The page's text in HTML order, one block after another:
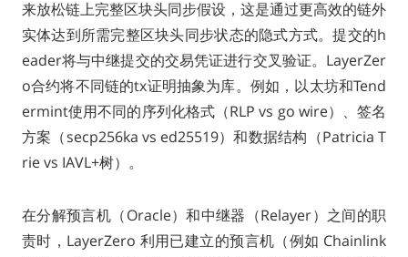
来放松链上完整区块头同步假设，这是通过更高效的链外
实体达到所需完整区块头同步状态的隐式方式。提交的h
eader将与中继提交的交易凭证进行交叉验证。LayerZer
o合约将不同链的tx证明抽象为库。例如，以太坊和Tend
ermint使用不同的序列化格式（RLP vs go wire）、签名
方案（secp256ka vs ed25519）和数据结构（Patricia T
rie vs IAVL+树）。
在分解预言机（Oracle）和中继器（Relayer）之间的职
责时，LayerZero 利用已建立的预言机（例如 Chainlink